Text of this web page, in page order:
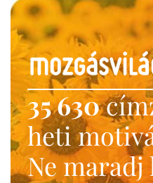
35 630
heti
Ne maradj